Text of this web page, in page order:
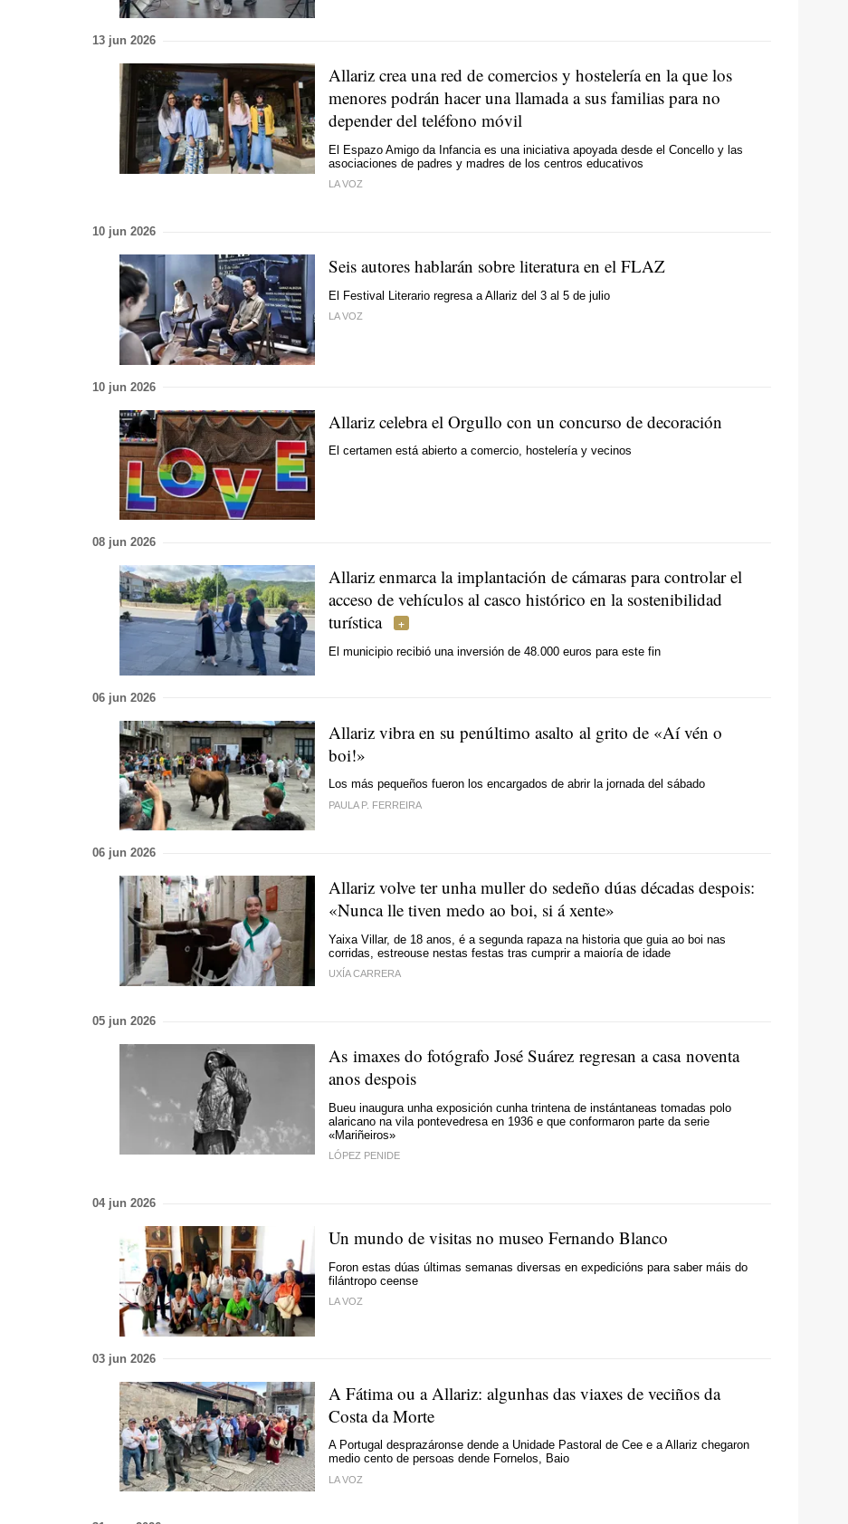
13 jun 2026
Allariz crea una red de comercios y hostelería en la que los
menores podrán hacer una llamada a sus familias para no
depender del teléfono móvil
El Espazo Amigo da Infancia es una iniciativa apoyada desde el Concello y las
asociaciones de padres y madres de los centros educativos
LA VOZ
10 jun 2026
Seis autores hablarán sobre literatura en el FLAZ
El Festival Literario regresa a Allariz del 3 al 5 de julio
LA VOZ
10 jun 2026
Allariz celebra el Orgullo con un concurso de decoración
El certamen está abierto a comercio, hostelería y vecinos
08 jun 2026
Allariz enmarca la implantación de cámaras para controlar el
acceso de vehículos al casco histórico en la sostenibilidad
turística
El municipio recibió una inversión de 48.000 euros para este fin
06 jun 2026
Allariz vibra en su penúltimo asalto al grito de «Aí vén o
boi!»
Los más pequeños fueron los encargados de abrir la jornada del sábado
PAULA P. FERREIRA
06 jun 2026
Allariz volve ter unha muller do sedeño dúas décadas despois:
«Nunca lle tiven medo ao boi, si á xente»
Yaixa Villar, de 18 anos, é a segunda rapaza na historia que guia ao boi nas
corridas, estreouse nestas festas tras cumprir a maioría de idade
UXÍA CARRERA
05 jun 2026
As imaxes do fotógrafo José Suárez regresan a casa noventa
anos despois
Bueu inaugura unha exposición cunha trintena de instántaneas tomadas polo
alaricano na vila pontevedresa en 1936 e que conformaron parte da serie
«Mariñeiros»
LÓPEZ PENIDE
04 jun 2026
Un mundo de visitas no museo Fernando Blanco
Foron estas dúas últimas semanas diversas en expedicións para saber máis do
filántropo ceense
LA VOZ
03 jun 2026
A Fátima ou a Allariz: algunhas das viaxes de veciños da
Costa da Morte
A Portugal desprazáronse dende a Unidade Pastoral de Cee e a Allariz chegaron
medio cento de persoas dende Fornelos, Baio
LA VOZ